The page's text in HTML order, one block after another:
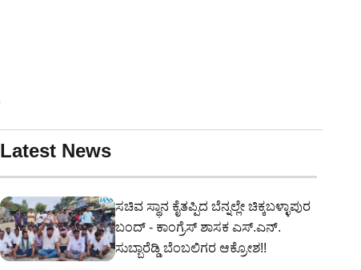
Latest News
ಸಚಿವ ಸ್ಥಾನ ಕೈತಪ್ಪಿದ ಬೆನ್ನಲ್ಲೇ ಚಿಕ್ಕಬಳ್ಳಾಪುರ
ಬಂದ್ - ಕಾಂಗ್ರೆಸ್ ಶಾಸಕ ಎಸ್‌.ಎನ್‌.
ಸುಬ್ಬಾರೆಡ್ಡಿ ಬೆಂಬಲಿಗರ ಆಕ್ರೋಶ!!